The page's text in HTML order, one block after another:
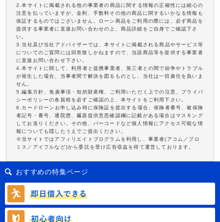
2.本サイトに掲載される他の事業者の商品に関する情報の正確性には細心の
注意を払っていますが、金利、手数料その他の商品に関するいかなる情報も
保証するものではございません。ローン商品をご利用の際には、必ず商品を
提供する事業者に直接お問い合わせの上、商品詳細をご自身でご確認下さ
い。
3.当社及び当社アドバイザーでは、本サイトに掲載される商品やサービス等
についてのご質問には回答致しかねますので、当該商品等を提供する事業者
に直接お問い合わせ下さい。
4.本サイトに関して、利用者と提携事業者、第三者との間で紛争やトラブル
が発生した場合、当事者間で解決を図るものとし、当社は一切責任を負いま
せん。
5.編集方針、免責事項・知的財産権、ご利用いただく上での注意、プライバ
シーポリシーの各規程を必ずご確認の上、本サイトをご利用下さい。
6.カードローンお申し込み時に保険証を提出する場合、保険者番号、被保険
者記号・番号、通院歴、臓器提供意思確認欄に記載がある場合はマスキング
してお送りください。その他、バーコードなど個人情報にアクセス可能な情
報についても隠したうえでご提出ください。
※当サイトではアフィリエイトプログラムを利用し、事業者(アコム／プロ
ミス／アイフルなど)から委託を受け広告収益を得て運営しております。
おすすめの特集ページ